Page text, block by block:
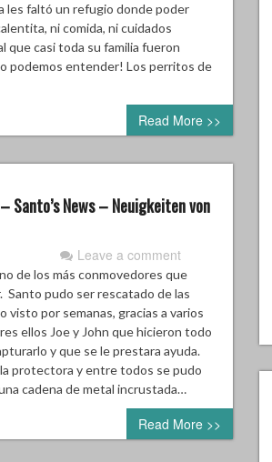
les faltó un refugio donde poder
ni comida, ni cuidados
que casi toda su familia fueron
podemos entender! Los perritos de
Read More >>
– Santo’s News – Neuigkeiten von
Leave a comment
de los más conmovedores que
Santo pudo ser rescatado de las
visto por semanas, gracias a varios
ellos Joe y John que hicieron todo
y que se le prestara ayuda.
protectora y entre todos se pudo
cadena de metal incrustada…
Read More >>